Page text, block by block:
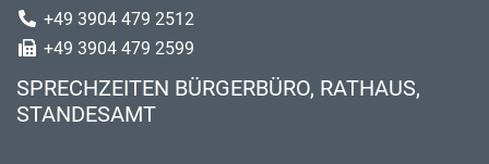
+49 3904 479 2512
+49 3904 479 2599
SPRECHZEITEN BÜRGERBÜRO, RATHAUS,
STANDESAMT